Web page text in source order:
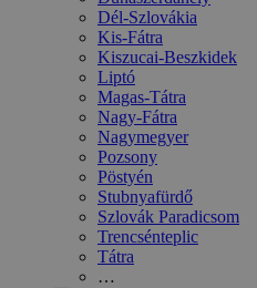
Dél-Szlovákia
Kis-Fátra
Kiszucai-Beszkidek
Liptó
Magas-Tátra
Nagy-Fátra
Nagymegyer
Pozsony
Pöstyén
Stubnyafürdő
Szlovák Paradicsom
Trencsénteplic
Tátra
…